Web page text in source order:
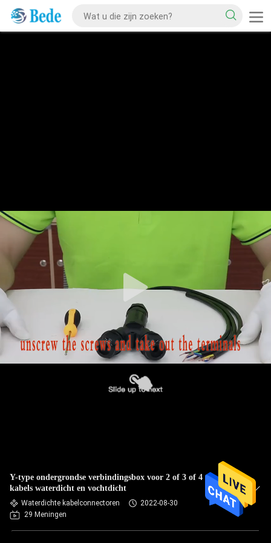
Y-type ondergrondse verbindingsbox voor 2 of 3 of 4 pin
kabels waterdicht en vochtdicht
Waterdichte kabelconnectoren
2022-08-30
29 Meningen